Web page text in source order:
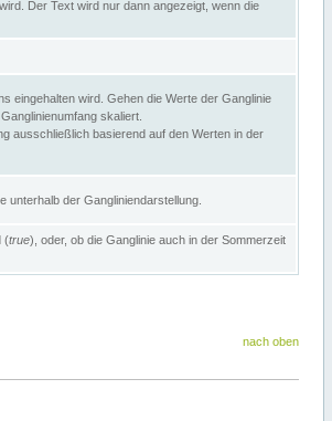
Der Text wird nur dann angezeigt, wenn die
eingehalten wird. Gehen die Werte der Ganglinie
skaliert.
ausschließlich basierend auf den Werten in der
der Gangliniendarstellung.
(true), oder, ob die Ganglinie auch in der Sommerzeit
nach oben